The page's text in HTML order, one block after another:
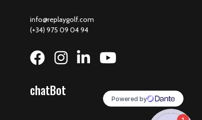
info@replaygolf.com
(+34) 975 09 04 94
chatBot